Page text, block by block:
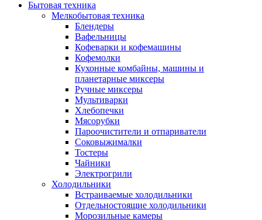
Бытовая техника
Мелкобытовая техника
Блендеры
Вафельницы
Кофеварки и кофемашины
Кофемолки
Кухонные комбайны, машины и
планетарные миксеры
Ручные миксеры
Мультиварки
Хлебопечки
Мясорубки
Пароочистители и отпариватели
Соковыжималки
Тостеры
Чайники
Электрогрили
Холодильники
Встраиваемые холодильники
Отдельностоящие холодильники
Морозильные камеры